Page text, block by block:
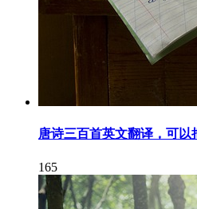
唐诗三百首英文翻译，可以
165